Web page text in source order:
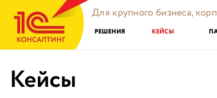
Для крупного бизнеса,
РЕШЕНИЯ КЕЙСЫ
Кейсы